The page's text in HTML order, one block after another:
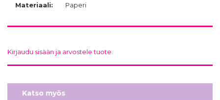
Materiaali:
Paperi
Kirjaudu sisään ja arvostele tuote.
Katso myös